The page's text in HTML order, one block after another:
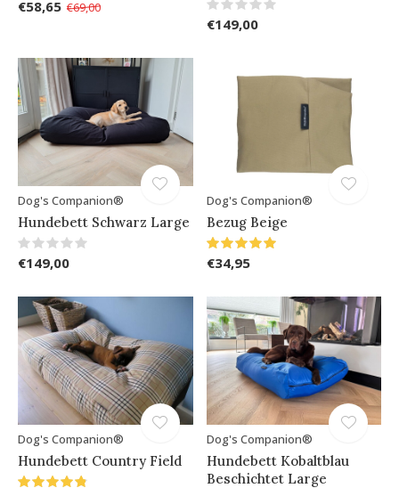
€58,65 €69,00
€149,00
Dog's Companion®
Hundebett Schwarz Large
€149,00
Dog's Companion®
Bezug Beige
€34,95
Dog's Companion®
Hundebett Country Field
Dog's Companion®
Hundebett Kobaltblau
Beschichtet Large